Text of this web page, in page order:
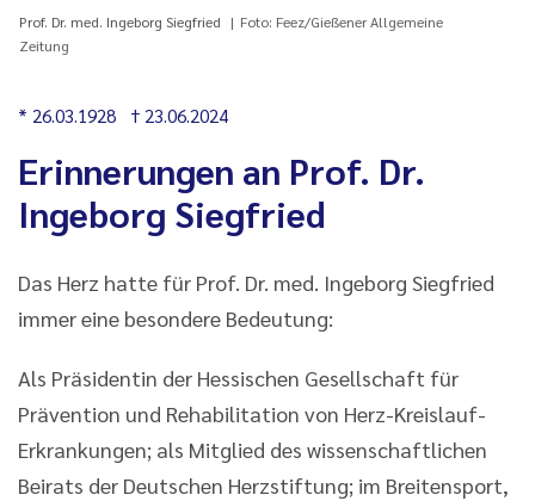
Prof. Dr. med. Ingeborg Siegfried
Foto: Feez/Gießener Allgemeine
Zeitung
* 26.03.1928 † 23.06.2024
Erinnerungen an Prof. Dr.
Ingeborg Siegfried
Das Herz hatte für Prof. Dr. med. Ingeborg Siegfried
immer eine besondere Bedeutung:
Als Präsidentin der Hessischen Gesellschaft für
Prävention und Rehabilitation von Herz-Kreislauf-
Erkrankungen; als Mitglied des wissenschaftlichen
Beirats der Deutschen Herzstiftung; im Breitensport,